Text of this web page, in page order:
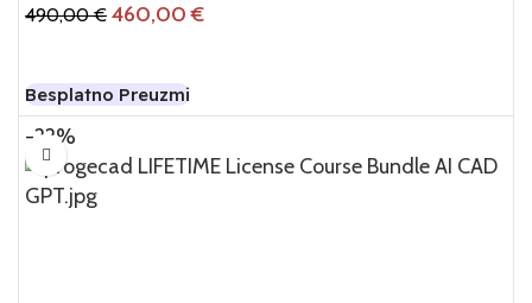
490,00€ 460,00€
Besplatno Preuzmi
-22%